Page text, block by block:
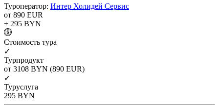
Туроператор: Интер Холидей Сервис
от 890 EUR
+ 295 BYN
Cтоимость тура
✓
Турпродукт
от 3108 BYN (890 EUR)
✓
Туруслуга
295 BYN